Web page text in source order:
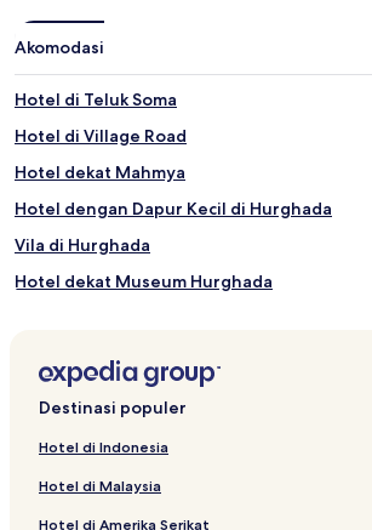
Akomodasi
Hotel di Teluk Soma
Hotel di Village Road
Hotel dekat Mahmya
Hotel dengan Dapur Kecil di Hurghada
Vila di Hurghada
Hotel dekat Museum Hurghada
Hotel Bintang 5 di Sahl Hasheeh
Hotel dengan Tempat Parkir di Sahl Hasheeh
Destinasi populer
Hotel di Indonesia
Hotel di Malaysia
Hotel di Amerika Serikat